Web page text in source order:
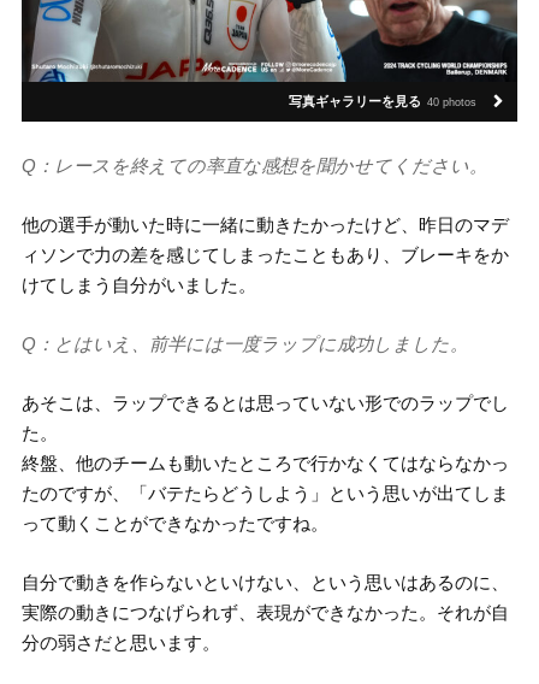
写真ギャラリーを見る 40 photos
Q：レースを終えての率直な感想を聞かせてください。
他の選手が動いた時に一緒に動きたかったけど、昨日のマデ
ィソンで力の差を感じてしまったこともあり、ブレーキをか
けてしまう自分がいました。
Q：とはいえ、前半には一度ラップに成功しました。
あそこは、ラップできるとは思っていない形でのラップでし
た。
終盤、他のチームも動いたところで行かなくてはならなかっ
たのですが、「バテたらどうしよう」という思いが出てしま
って動くことができなかったですね。
自分で動きを作らないといけない、という思いはあるのに、
実際の動きにつなげられず、表現ができなかった。それが自
分の弱さだと思います。